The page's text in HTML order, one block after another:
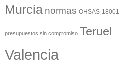
Murcia normas OHSAS-18001
presupuestos sin compromiso Teruel
Valencia